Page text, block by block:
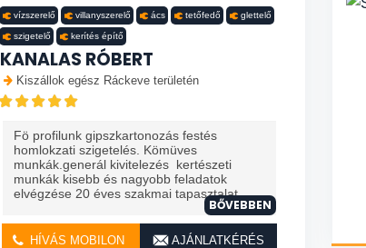
vízszerelő villanyszerelő ács tetőfedő glettelő
szigetelő kerítés építő
KANALAS RÓBERT
Kiszállok egész Ráckeve területén
Fö profilunk gipszkartonozás festés
homlokzati szigetelés. Kömüves
munkák.generál kivitelezés kertészeti
munkák kisebb és nagyobb feladatok
elvégzése 20 éves szakmai tapasztalat. ...
BŐVEBBEN
HÍVÁS MOBILON AJÁNLATKÉRÉS